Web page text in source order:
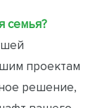
семья?
проектам
решение,